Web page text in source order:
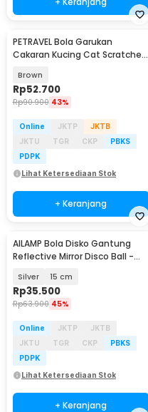
PETRAVEL Bola Garukan
Cakaran Kucing Cat Scratcher
Brown
Rp52.700
Rp90.900 43%
Online JKTP
JKTB
JKTU
TGR CKP
PBKS
PDPK
Lihat Ketersediaan Stok
+ Keranjang
AILAMP Bola Disko Gantung
Reflective Mirror Disco Ball -
Silver 15 cm
Rp35.500
Rp63.900 45%
Online JKTP
JKTB
JKTU
TGR CKP
PBKS
PDPK
Lihat Ketersediaan Stok
+ Keranjang